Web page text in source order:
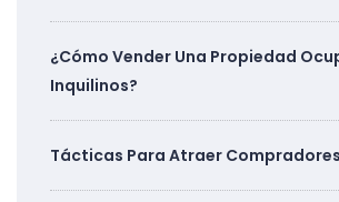
¿Cómo Vender Una Propiedad
Inquilinos?
Tácticas Para Atraer Compradores